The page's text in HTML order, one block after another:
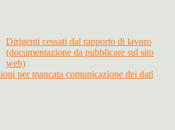
Dirigenti cessati dal rapporto di lavoro
(documentazione da pubblicare sul sito
web)
per mancata comunicazione dei dati